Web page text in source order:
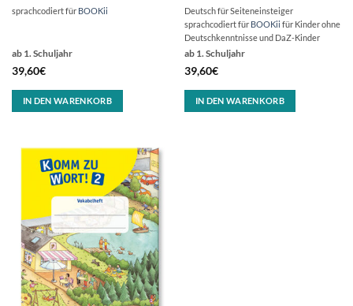
ab 1. Schuljahr
39,60€
sprachcodiert für BOOKii
IN DEN WARENKORB
ab 1. Schuljahr
39,60€
Deutsch für Seiteneinsteiger
sprachcodiert für BOOKii für Kinder ohne
Deutschkenntnisse und DaZ-Kinder
IN DEN WARENKORB